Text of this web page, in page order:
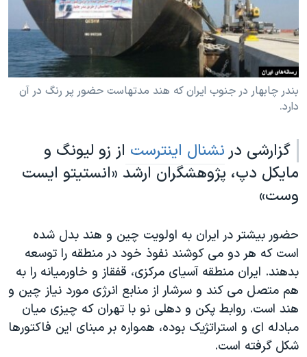
فرهنگ و زندگی
حقوق شهروندی
اقتصادی
علم و فناوری
اسرائیل در جنگ
آرشیو پخش زنده
مستندها
انتخابات ریاست جمهوری آمریکا ۲۰۲۴
حمله جمهوری اسلامی به اسرائیل
رمز مهسا
ورزش زنان در ایران
مجموعه مستندهای دادخواهی
تریبونال مردمی آبان ۹۸
چهل سال گروگان‌گیری
قانون شفافیت دارائی کادر رهبری ایران
اعتراضات مردمی آبان ۹۸
اسرائیل در جنگ
نرگس محمدی برنده جایزه نوبل صلح
دنبال کنید
زبانهای مختلف
بندر چابهار در جنوب ایران که هند مدتهاست حضور پر رنگ در آن
دارد.
گزارشی در نشنال اینترست از زو لیونگ و
مایکل دپ، پژوهشگران ارشد «انستیتو ایست
وست»
حضور بیشتر در ایران به اولویت چین و هند بدل شده
است که هر دو می کوشند نفوذ خود در منطقه را توسعه
بدهند. ایران منطقه آسیای مرکزی، قفقاز و خاورمیانه را به
هم متصل می کند و سرشار از منابع انرژی مورد نیاز چین و
هند است. روابط پکن و دهلی نو با تهران که چیزی میان
مبادله ای و استراتژیک بوده، همواره بر مبنای این فاکتورها
شکل گرفته است.